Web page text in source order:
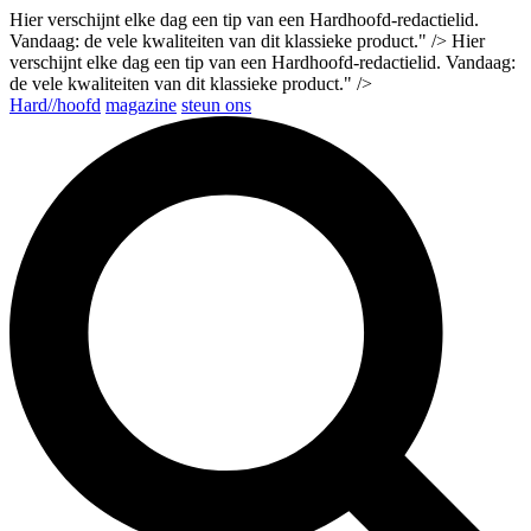
Hier verschijnt elke dag een tip van een Hardhoofd-redactielid.
Vandaag: de vele kwaliteiten van dit klassieke product." /> Hier
verschijnt elke dag een tip van een Hardhoofd-redactielid. Vandaag:
de vele kwaliteiten van dit klassieke product." />
Hard//hoofd magazine steun ons